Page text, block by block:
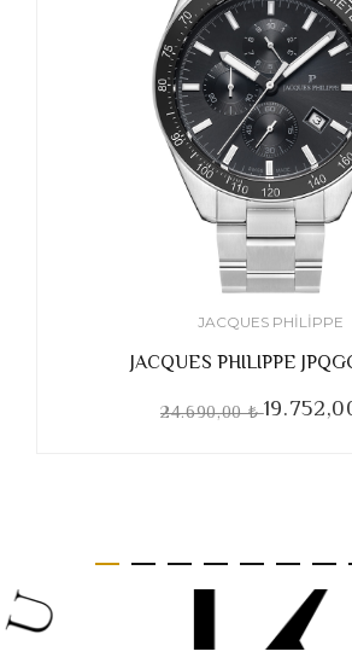
JACQUES PHILIPPE
JACQUES PHILIPPE
24.690,00 ₺